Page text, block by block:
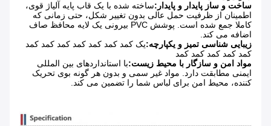
ساخت و ساز پایدار و پایدار:ساخته شده با یک قاب پایه آلیاژ قوی،
اطمینان از ظرفیت حمل عالی بدون تغییر شکل، حتی زمانی که
کاملا جمع شده است. پوشش PVC بیرونی یک لایه محافظ صاف
اضافه می کند.
زیبایی شناسی تمیز و یکپارچه:یک کمد کمد کمد کمد کمد کمد کمد
کمد کمد کمد کمد کمد
مواد امن و سازگار با محیط زیست:با استانداردهای بین المللی
ایمنی مطابقت دارد. مواد غیر سمی و بدون هر گونه بوی تحریک
کننده، محیط امن برای لباس شما را تضمین می کند.